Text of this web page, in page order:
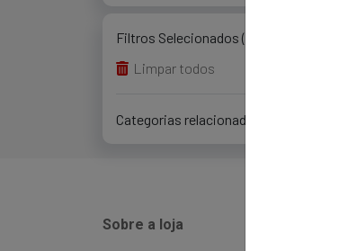
Filtros Selecionados (0)
Limpar todos
Categorias relacionadas (0)
Sobre a loja